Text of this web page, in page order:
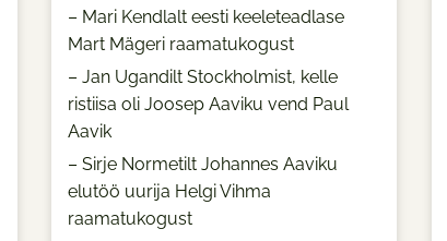
– Mari Kendlalt eesti keeleteadlase
Mart Mägeri raamatukogust
– Jan Ugandilt Stockholmist, kelle
ristiisa oli Joosep Aaviku vend Paul
Aavik
– Sirje Normetilt Johannes Aaviku
elutöö uurija Helgi Vihma
raamatukogust